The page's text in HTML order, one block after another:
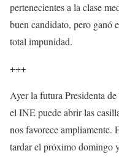
pertenecientes a la clase
buen candidato, pero ganó
total impunidad.
+++
Ayer la futura Presidenta
el INE puede abrir las
nos favorece ampliamente.
tardar el próximo domingo